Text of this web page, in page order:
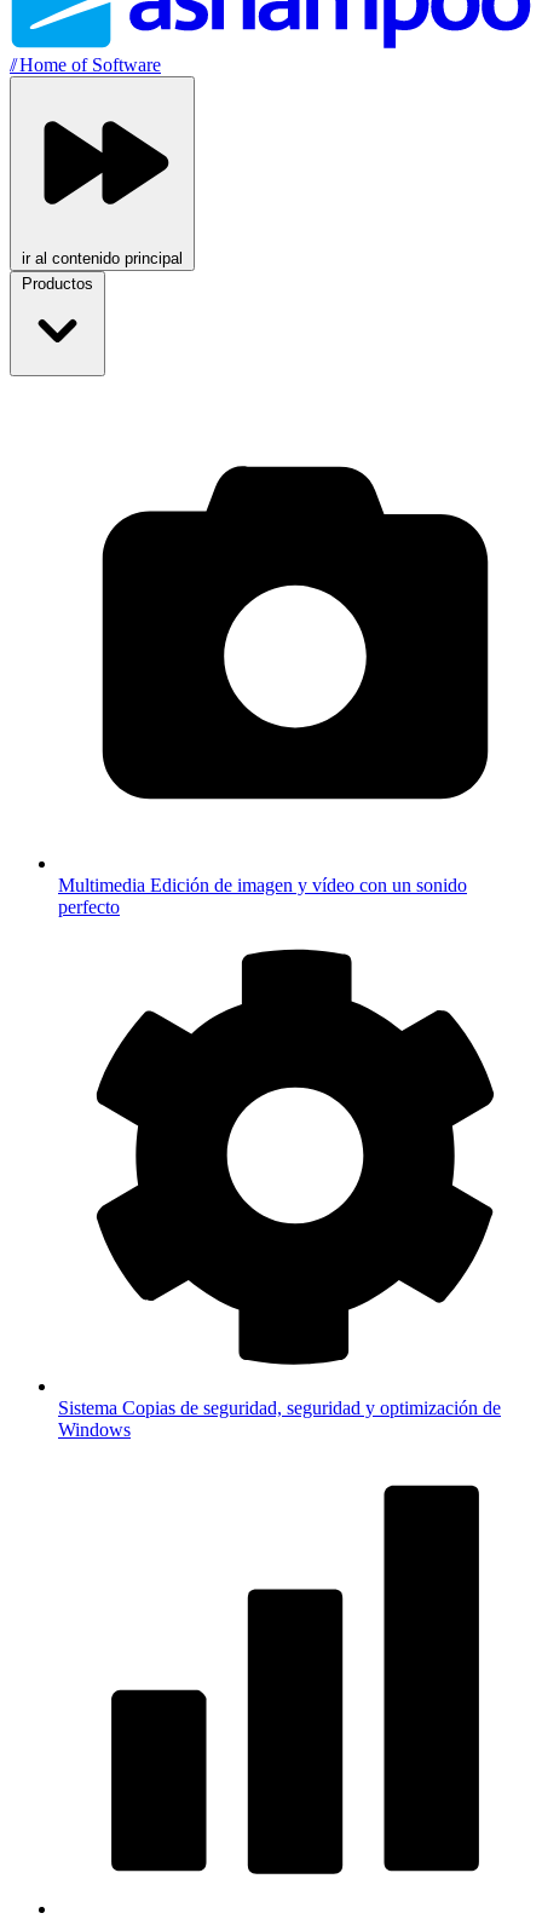
//Home of Software
ir al contenido principal
Productos
Multimedia Edición de imagen y vídeo con un sonido
perfecto
Sistema Copias de seguridad, seguridad y optimización de
Windows